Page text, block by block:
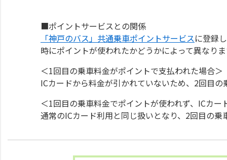
■ポイントサービスとの関係
「神戸のバス」共通乗車ポイントサービスに登録
時にポイントが使われたかどうかによって異なり
＜1回目の乗車料金がポイントで支払われた場合＞
ICカードから料金が引かれていないため、2回目
＜1回目の乗車料金でポイントが使われず、ICカ
通常のICカード利用と同じ扱いとなり、2回目の乗